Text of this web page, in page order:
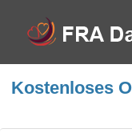
Kostenloses